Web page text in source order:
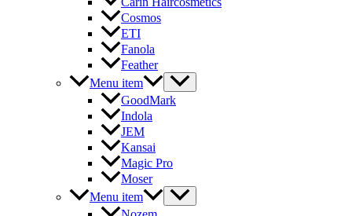
Cosmos
ETI
Fanola
Feather
Menu item
GoodMark
Indola
JEM
Kansai
Magic Pro
Moser
Menu item